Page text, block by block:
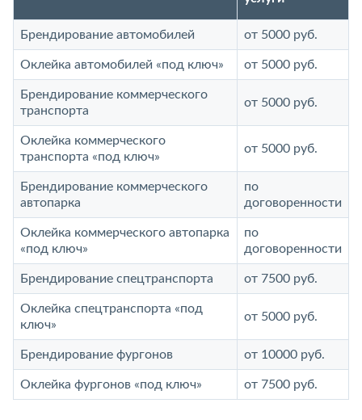
Брендирование автомобилей от 5000 руб.
Оклейка автомобилей «под ключ» от 5000 руб.
Брендирование коммерческого
транспорта
от 5000 руб.
Оклейка коммерческого
транспорта «под ключ»
от 5000 руб.
Брендирование коммерческого
автопарка
по
договоренности
Оклейка коммерческого автопарка
«под ключ»
по
договоренности
Брендирование спецтранспорта от 7500 руб.
Оклейка спецтранспорта «под
ключ»
от 5000 руб.
Брендирование фургонов от 10000 руб.
Оклейка фургонов «под ключ» от 7500 руб.